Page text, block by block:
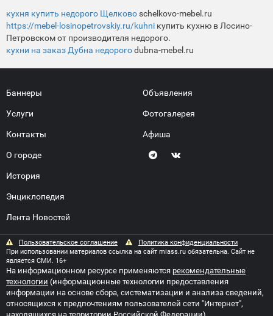
кухня купить недорого Щелковоschelkovo-mebel.ru
https://mebel-losinopetrovskiy.ru/kuhni купить кухню в Лосино-
Петровском от производителя недорого.
кухни на заказ Дубна недорогоdubna-mebel.ru
Баннеры
Услуги
Контакты
О городе
История
Энциклопедия
Лента Новостей
Объявления
Фотогалерея
Афиша
Пользовательское соглашение
Политика конфиденциальности
При использовании материалов ссылка на сайт miass.ru обязательна. Сайт не
является СМИ. 16+
На информационном ресурсе применяются рекомендательные
технологии (информационные технологии предоставления
информации на основе сбора, систематизации и анализа сведений,
относящихся к предпочтениям пользователей сети "Интернет",